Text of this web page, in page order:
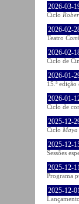
2026-03-
Ciclo
2026-02-
Teatro
2026-02-
Ciclo de
2026-01-
15.ª
2026-01-
Ciclo de
2025-12-
Ciclo
2025-12-
Sessões
2025-12-
Programa
2025-12-